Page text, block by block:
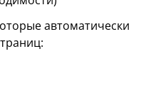
автоматически